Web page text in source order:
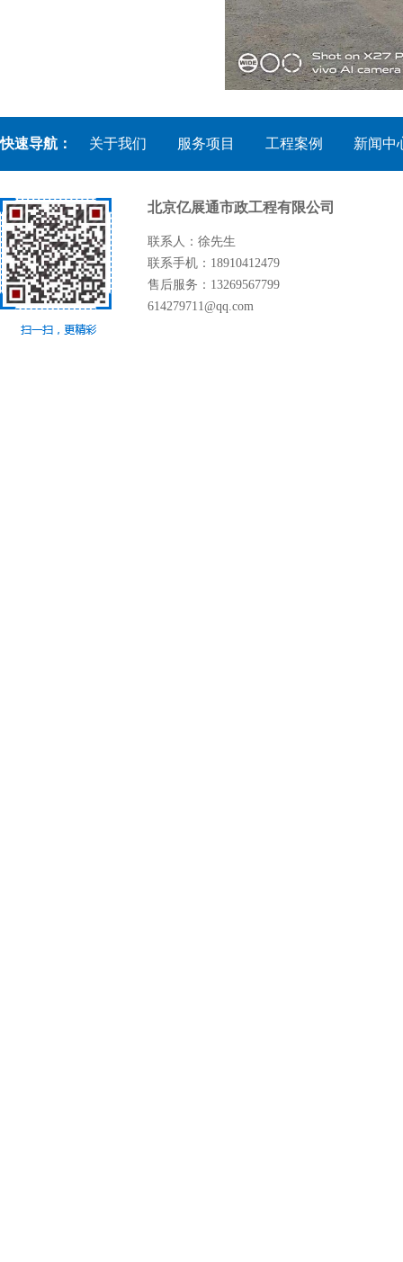
快速导航： 关于我们 服务项目 工程案例 新闻中
北京亿展通市政工程有限公司
联系人：徐先生
联系手机：18910412479
售后服务：13269567799
614279711@qq.com